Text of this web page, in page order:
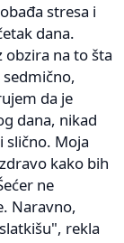
stresa i
dana.
obzira na to šta
da je
dana, nikad
slično. Moja
kako bih
ne
Naravno,
rekla